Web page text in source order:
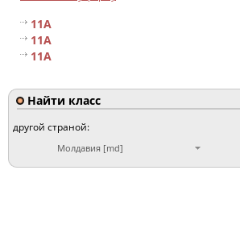
11A
11A
11A
Найти класс
другой страной:
Молдавия [md]